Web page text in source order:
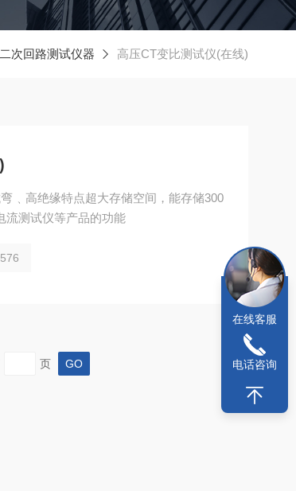
次回路测试仪器 高压CT变比测试仪(在线)
﹑高绝缘特点超大存储空间，能存储300
流测试仪等产品的功能
页
在线客服
电话咨询